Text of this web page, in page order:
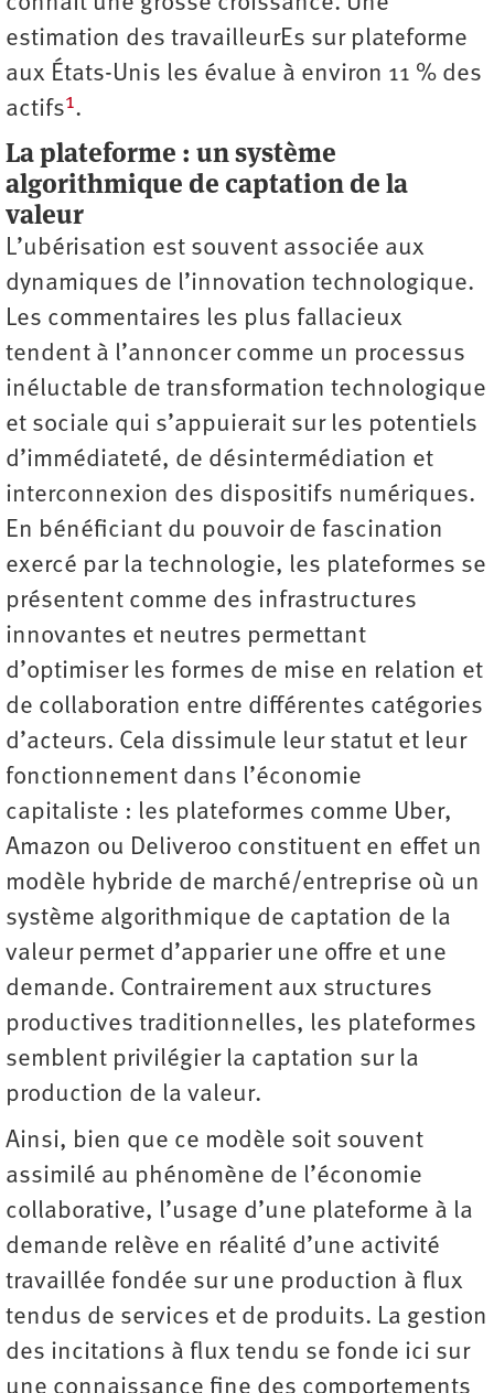
estimation des travailleurEs sur plateforme
aux États-Unis les évalue à environ 11 % des
actifs1.
La plateforme : un système
algorithmique de captation de la
valeur
L’ubérisation est souvent associée aux
dynamiques de l’innovation technologique.
Les commentaires les plus fallacieux
tendent à l’annoncer comme un processus
inéluctable de transformation technologique
et sociale qui s’appuierait sur les potentiels
d’immédiateté, de désintermédiation et
interconnexion des dispositifs numériques.
En bénéficiant du pouvoir de fascination
exercé par la technologie, les plateformes se
présentent comme des infrastructures
innovantes et neutres permettant
d’optimiser les formes de mise en relation et
de collaboration entre différentes catégories
d’acteurs. Cela dissimule leur statut et leur
fonctionnement dans l’économie
capitaliste : les plateformes comme Uber,
Amazon ou Deliveroo constituent en effet un
modèle hybride de marché/entreprise où un
système algorithmique de captation de la
valeur permet d’apparier une offre et une
demande. Contrairement aux structures
productives traditionnelles, les plateformes
semblent privilégier la captation sur la
production de la valeur.
Ainsi, bien que ce modèle soit souvent
assimilé au phénomène de l’économie
collaborative, l’usage d’une plateforme à la
demande relève en réalité d’une activité
travaillée fondée sur une production à flux
tendus de services et de produits. La gestion
des incitations à flux tendu se fonde ici sur
une connaissance fine des comportements